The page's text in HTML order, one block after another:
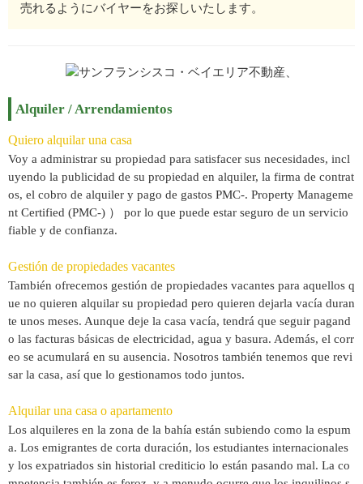
売れるようにバイヤーをお探しいたします。
Alquiler / Arrendamientos
Quiero alquilar una casa
Voy a administrar su propiedad para satisfacer sus necesidades, incl
uyendo la publicidad de su propiedad en alquiler, la firma de contrat
os, el cobro de alquiler y pago de gastos PMC-. Property Manageme
nt Certified (PMC-) ） por lo que puede estar seguro de un servicio
fiable y de confianza.
Gestión de propiedades vacantes
También ofrecemos gestión de propiedades vacantes para aquellos q
ue no quieren alquilar su propiedad pero quieren dejarla vacía duran
te unos meses. Aunque deje la casa vacía, tendrá que seguir pagand
o las facturas básicas de electricidad, agua y basura. Además, el corr
eo se acumulará en su ausencia. Nosotros también tenemos que revi
sar la casa, así que lo gestionamos todo juntos.
Alquilar una casa o apartamento
Los alquileres en la zona de la bahía están subiendo como la espum
a. Los emigrantes de corta duración, los estudiantes internacionales
y los expatriados sin historial crediticio lo están pasando mal. La co